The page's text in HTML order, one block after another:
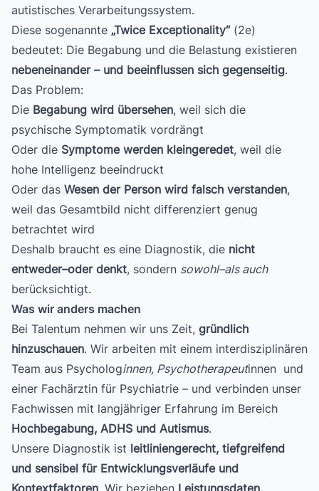
autistisches Verarbeitungssystem.
Diese sogenannte „Twice Exceptionality“(2e)
bedeutet: Die Begabung und die Belastung existieren
nebeneinander – und beeinflussen sich gegenseitig.
Das Problem:
Die Begabung wird übersehen, weil sich die
psychische Symptomatik vordrängt
Oder die Symptome werden kleingeredet, weil die
hohe Intelligenz beeindruckt
Oder das Wesen der Person wird falsch verstanden,
weil das Gesamtbild nicht differenziert genug
betrachtet wird
Deshalb braucht es eine Diagnostik, die nicht
entweder–oder denkt, sondern sowohl–als auch
berücksichtigt.
Was wir anders machen
Bei Talentum nehmen wir uns Zeit, gründlich
hinzuschauen. Wir arbeiten mit einem interdisziplinären
Team aus Psychologinnen, Psychotherapeutinnen und
einer Fachärztin für Psychiatrie – und verbinden unser
Fachwissen mit langjähriger Erfahrung im Bereich
Hochbegabung, ADHS und Autismus.
Unsere Diagnostik ist leitliniengerecht, tiefgreifend
und sensibel für Entwicklungsverläufe und
Kontextfaktoren . Wir beziehen Leistungsdaten,